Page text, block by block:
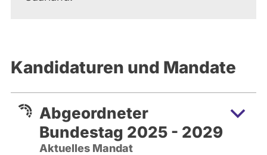
Kandidaturen und Mandate
Abgeordneter
Bundestag 2025 - 2029
Aktuelles Mandat